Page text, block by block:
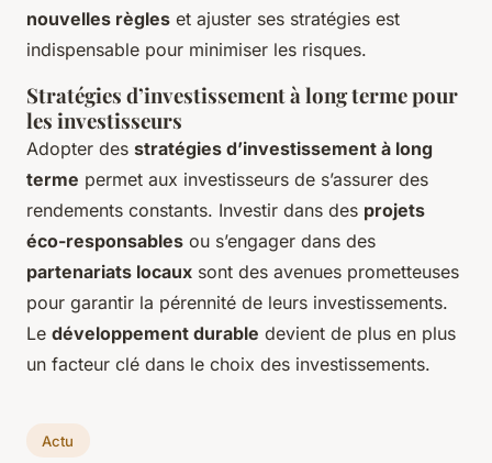
nouvelles règles et ajuster ses stratégies est
indispensable pour minimiser les risques.
Stratégies d’investissement à long terme pour
les investisseurs
Adopter des stratégies d’investissement à long
terme permet aux investisseurs de s’assurer des
rendements constants. Investir dans des projets
éco-responsables ou s’engager dans des
partenariats locaux sont des avenues prometteuses
pour garantir la pérennité de leurs investissements.
Le développement durable devient de plus en plus
un facteur clé dans le choix des investissements.
Actu